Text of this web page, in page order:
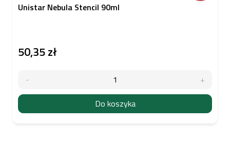
Unistar Nebula Stencil 90ml
50,35 zł
Do koszyka